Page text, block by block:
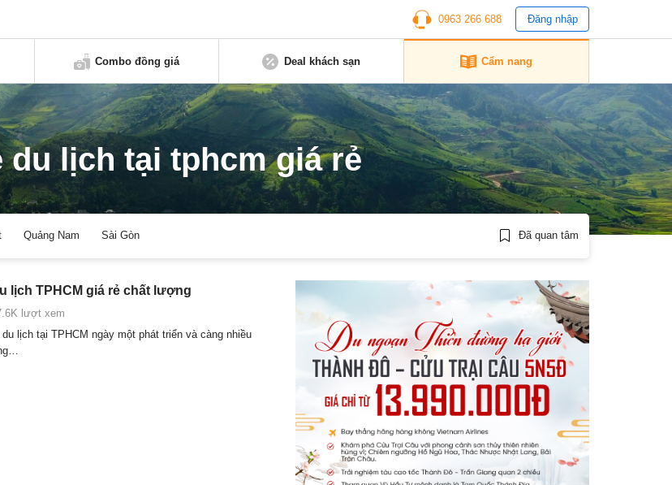
0963 266 688 Đăng nhập
Combo đồng giá Deal khách sạn Cẩm nang
du lịch tại tphcm giá rẻ
Quảng Nam Sài Gòn Đã quan tâm
lịch TPHCM giá rẻ chất lượng
lượt xem
lịch tại TPHCM ngày một phát triển và càng nhiều